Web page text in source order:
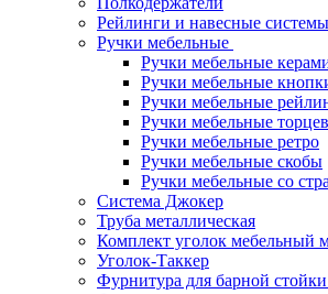
Рейлинги и навесные
Ручки мебельные
Ручки мебельные
Ручки мебельные
Ручки мебельные
Ручки мебельные
Ручки мебельные ретро
Ручки мебельные скобы
Ручки мебельные со
Система Джокер
Труба металлическая
Комплект уголок мебельный
Уголок-Таккер
Фурнитура для барной